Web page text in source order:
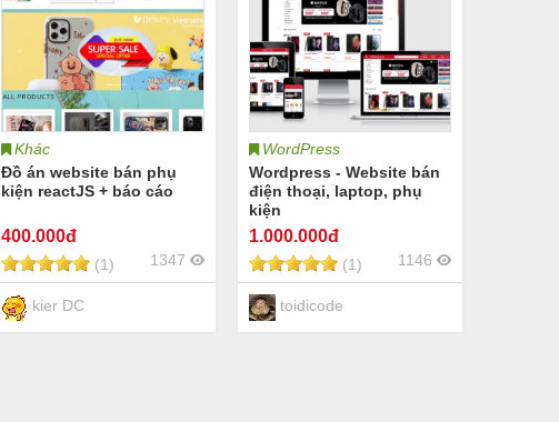
Khác
Đồ án website bán phụ
kiện reactJS + báo cáo
400.000đ
(1) 1347
kier DC
WordPress
Wordpress - Website bán
điện thoại, laptop, phụ
kiện
1.000.000đ
(1) 1146
toidicode